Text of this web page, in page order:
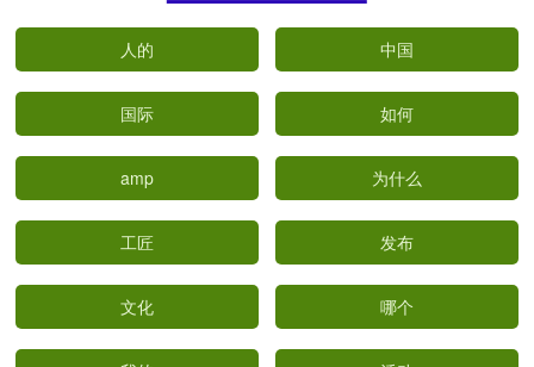
人的 中国
国际 如何
amp 为什么
工匠 发布
文化 哪个